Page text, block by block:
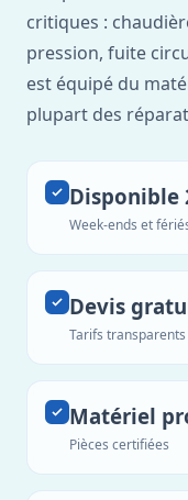
critiques :
pression, fuite
est équipé du
plupart des
Disponible
Week-ends et
Devis
Tarifs transparents
Matériel
Pièces certifiées